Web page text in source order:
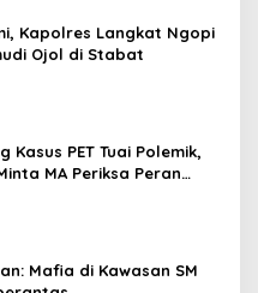
Kapolres Langkat Ngopi
Ojol di Stabat
Kasus PET Tuai Polemik,
MA Periksa Peran
Mafia di Kawasan SM